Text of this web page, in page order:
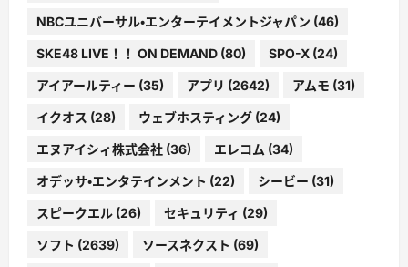
NBCユニバーサル・エンターテイメントジャパン (46)
SKE48 LIVE！！ ON DEMAND (80) SPO-X (24)
アイアールティー (35) アプリ (2642) アムモ (31)
イクオス (28) ウェブホスティング (24)
エヌアイシィ株式会社 (36) エレコム (34)
オデッサ・エンタテインメント (22) シービー (31)
スピークエル (26) セキュリティ (29)
ソフト (2639) ソースネクスト (69)